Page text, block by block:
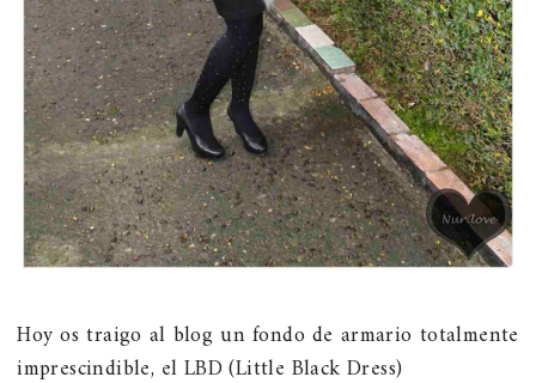
Hoy os traigo al blog un fondo de armario totalmente
imprescindible, el LBD (Little Black Dress)